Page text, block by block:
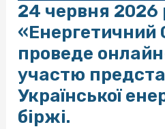
24 червня 2026
«Енергетичний
проведе
участю
Української
біржі.